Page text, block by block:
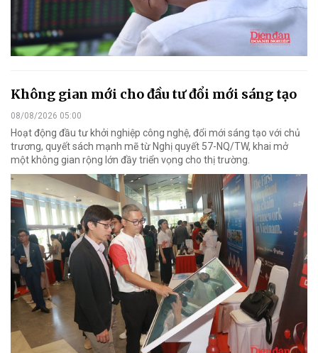
Không gian mới cho đầu tư đổi mới sáng tạo
08/08/2026 05:00
Hoạt động đầu tư khởi nghiệp công nghệ, đổi mới sáng tạo với chủ
trương, quyết sách mạnh mẽ từ Nghị quyết 57-NQ/TW, khai mở
một không gian rộng lớn đầy triển vọng cho thị trường.